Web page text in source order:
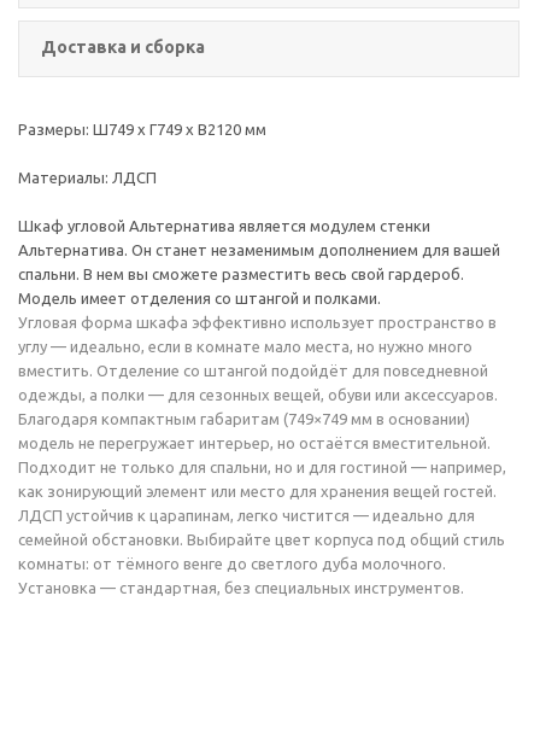
Доставка и сборка
Размеры: Ш749 х Г749 х В2120 мм
Материалы: ЛДСП
Шкаф угловой Альтернатива является модулем стенки
Альтернатива. Он станет незаменимым дополнением для вашей
спальни. В нем вы сможете разместить весь свой гардероб.
Модель имеет отделения со штангой и полками.
Угловая форма шкафа эффективно использует пространство в
углу — идеально, если в комнате мало места, но нужно много
вместить. Отделение со штангой подойдёт для повседневной
одежды, а полки — для сезонных вещей, обуви или аксессуаров.
Благодаря компактным габаритам (749×749 мм в основании)
модель не перегружает интерьер, но остаётся вместительной.
Подходит не только для спальни, но и для гостиной — например,
как зонирующий элемент или место для хранения вещей гостей.
ЛДСП устойчив к царапинам, легко чистится — идеально для
семейной обстановки. Выбирайте цвет корпуса под общий стиль
комнаты: от тёмного венге до светлого дуба молочного.
Установка — стандартная, без специальных инструментов.